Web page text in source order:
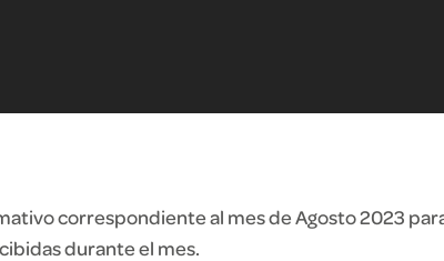
correspondiente al mes de Agosto 2023
durante el mes.